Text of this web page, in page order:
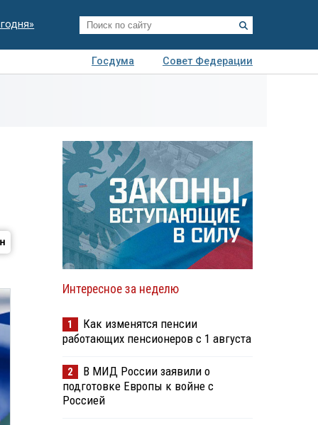
Госдума
Совет Федерации
Интересное за неделю
1
Как изменятся пенсии
работающих пенсионеров с 1 августа
2
В МИД России заявили о
подготовке Европы к войне с
Россией